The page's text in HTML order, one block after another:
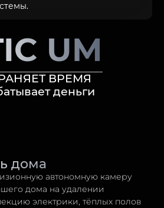
UM
ВРЕМЯ
деньги
дома
автономную камеру
дома на удалении
электрики, тёплых полов